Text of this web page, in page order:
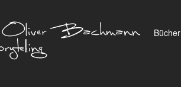
Bücher